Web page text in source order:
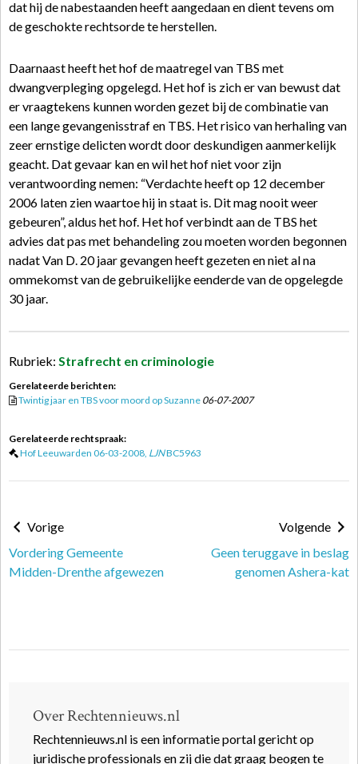
dat hij de nabestaanden heeft aangedaan en dient tevens om
de geschokte rechtsorde te herstellen.
Daarnaast heeft het hof de maatregel van TBS met
dwangverpleging opgelegd. Het hof is zich er van bewust dat
er vraagtekens kunnen worden gezet bij de combinatie van
een lange gevangenisstraf en TBS. Het risico van herhaling van
zeer ernstige delicten wordt door deskundigen aanmerkelijk
geacht. Dat gevaar kan en wil het hof niet voor zijn
verantwoording nemen: “Verdachte heeft op 12 december
2006 laten zien waartoe hij in staat is. Dit mag nooit weer
gebeuren”, aldus het hof. Het hof verbindt aan de TBS het
advies dat pas met behandeling zou moeten worden begonnen
nadat Van D. 20 jaar gevangen heeft gezeten en niet al na
ommekomst van de gebruikelijke eenderde van de opgelegde
30 jaar.
Rubriek: Strafrecht en criminologie
Gerelateerde berichten:
Twintig jaar en TBS voor moord op Suzanne 06-07-2007
Gerelateerde rechtspraak:
Hof Leeuwarden 06-03-2008, LJNBC5963
Vorige
Vordering Gemeente
Midden-Drenthe afgewezen
Volgende
Geen teruggave in beslag
genomen Ashera-kat
Over Rechtennieuws.nl
Rechtennieuws.nl is een informatie portal gericht op
juridische professionals en zij die dat graag beogen te